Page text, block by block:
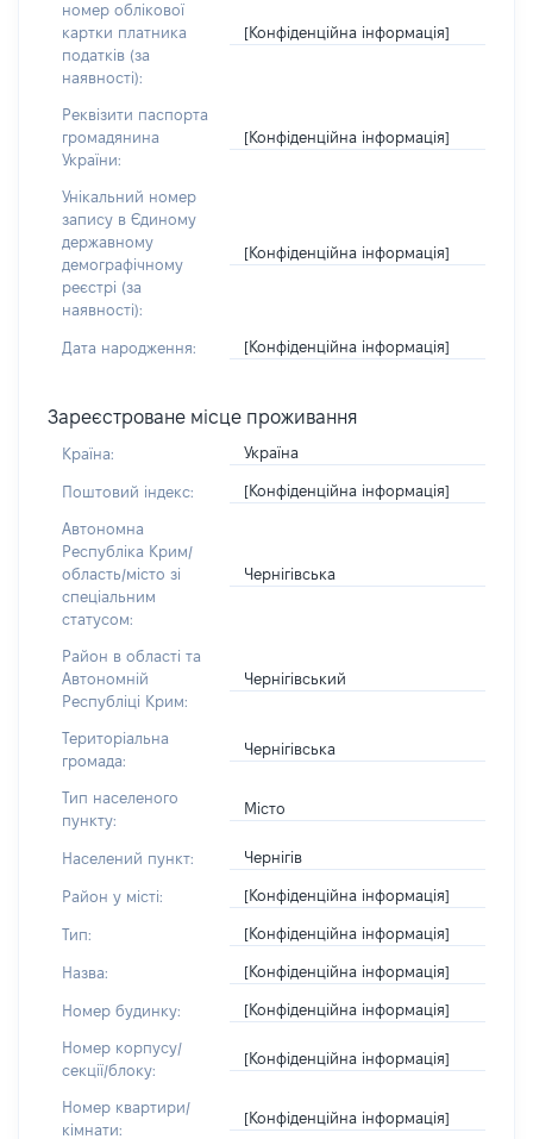
номер облікової
картки платника
податків (за
наявності):
[Конфіденційна інформація]
Реквізити паспорта
громадянина
України:
[Конфіденційна інформація]
Унікальний номер
запису в Єдиному
державному
демографічному
реєстрі (за
наявності):
[Конфіденційна інформація]
Дата народження: [Конфіденційна інформація]
Зареєстроване місце проживання
Країна: Україна
Поштовий індекс: [Конфіденційна інформація]
Автономна
Республіка Крим/
область/місто зі
спеціальним
статусом:
Чернігівська
Район в області та
Автономній
Республіці Крим:
Чернігівський
Територіальна
громада:
Чернігівська
Тип населеного
пункту:
Місто
Населений пункт: Чернігів
Район у місті: [Конфіденційна інформація]
Тип: [Конфіденційна інформація]
Назва: [Конфіденційна інформація]
Номер будинку: [Конфіденційна інформація]
Номер корпусу/
секції/блоку:
[Конфіденційна інформація]
Номер квартири/
кімнати:
[Конфіденційна інформація]